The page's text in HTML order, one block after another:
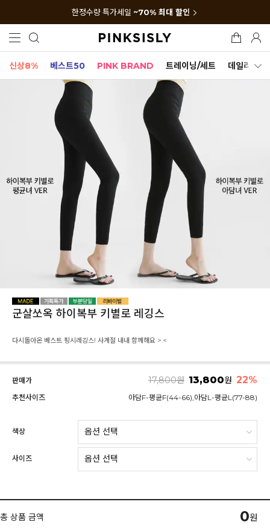
한정수량 특가세일 ~70% 최대 할인
신상8% 베스트50 PINK BRAND 트레이닝/세트 데일리세트
군살쏘옥 하이복부 키별로 레깅스
다시돌아온 베스트 핑시레깅스! 사계절 내내 함께해요 >.<
판매가 17,800원 13,800원 22%
추천사이즈 아담F-평균F(44-66),아담L-평균L(77-88)
색상
사이즈
총 상품 금액 0원